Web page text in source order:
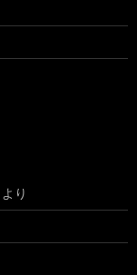
より